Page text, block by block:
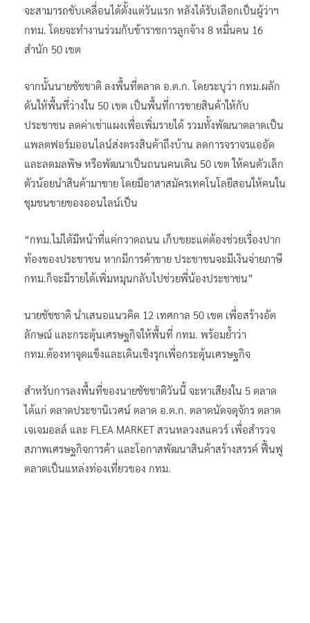
จะสามารถขับเคลื่อนได้ตั้งแต่วันแรก หลังได้รับเลือกเป็นผู้ว่าฯ
กทม. โดยจะทำงานร่วมกับข้าราชการลูกจ้าง 8 หมื่นคน 16
สำนัก 50 เขต
จากนั้นนายชัชชาติ ลงพื้นที่ตลาด อ.ต.ก. โดยระบุว่า กทม.ผลัก
ดันให้พื้นที่ว่างใน 50 เขต เป็นพื้นที่การขายสินค้าให้กับ
ประชาชน ลดค่าเช่าแผงเพื่อเพิ่มรายได้ รวมทั้งพัฒนาตลาดเป็น
แพลตฟอร์มออนไลน์ส่งตรงสินค้าถึงบ้าน ลดการจราจรแออัด
และลดมลพิษ หรือพัฒนาเป็นถนนคนเดิน 50 เขต ให้คนตัวเล็ก
ตัวน้อยนำสินค้ามาขาย โดยมีอาสาสมัครเทคโนโลยีสอนให้คนใน
ชุมชนขายของออนไลน์เป็น
“กทม.ไม่ได้มีหน้าที่แค่กวาดถนน เก็บขยะแต่ต้องช่วยเรื่องปาก
ท้องของประชาชน หากมีการค้าขาย ประชาชนจะมีเงินจ่ายภาษี
กทม.ก็จะมีรายได้เพิ่มหมุนกลับไปช่วยพี่น้องประชาชน”
นายชัชชาติ นำเสนอแนวคิด 12 เทศกาล 50 เขต เพื่อสร้างอัต
ลักษณ์ และกระตุ้นเศรษฐกิจให้พื้นที่ กทม. พร้อมย้ำว่า
กทม.ต้องหาจุดแข็งและเดินเชิงรุกเพื่อกระตุ้นเศรษฐกิจ
สำหรับการลงพื้นที่ของนายชัชชาติวันนี้ จะหาเสียงใน 5 ตลาด
ได้แก่ ตลาดประชานิเวศน์ ตลาด อ.ต.ก. ตลาดนัดจตุจักร ตลาด
เจเจมอลล์ และ FLEA MARKET สวนหลวงสแควร์ เพื่อสำรวจ
สภาพเศรษฐกิจการค้า และโอกาสพัฒนาสินค้าสร้างสรรค์ ฟื้นฟู
ตลาดเป็นแหล่งท่องเที่ยวของ กทม.